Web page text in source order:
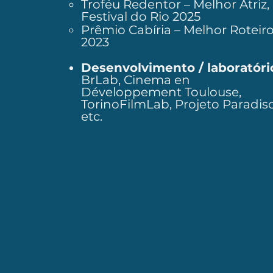
Troféu Redentor – Melhor Atriz,
Festival do Rio 2025
Prêmio Cabíria – Melhor Roteiro
2023
Desenvolvimento /
BrLab, Cinema en
Développement Toulouse,
TorinoFilmLab, Projeto
etc.